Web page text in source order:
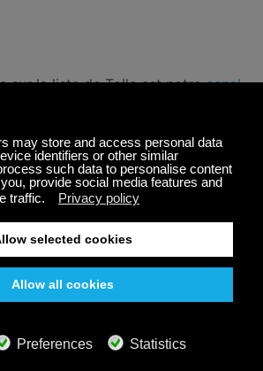
sur la liste de Tolle est notrecanal
et la grâce ainsi que
était profondément préoccupé
Il laissait cela
son travail. Robert Levin,
dit de la musique de Mozart
de tendresse, d'empathie et,
de grandeur". On peut
sur la profondeur avec
plan. En fait, quand Tolle